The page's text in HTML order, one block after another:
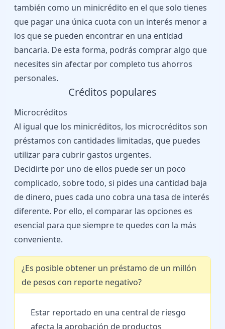
también como un minicrédito en el que solo tienes
que pagar una única cuota con un interés menor a
los que se pueden encontrar en una entidad
bancaria. De esta forma, podrás comprar algo que
necesites sin afectar por completo tus ahorros
personales.
Créditos populares
Microcréditos
Al igual que los minicréditos, los microcréditos son
préstamos con cantidades limitadas, que puedes
utilizar para cubrir gastos urgentes.
Decidirte por uno de ellos puede ser un poco
complicado, sobre todo, si pides una cantidad baja
de dinero, pues cada uno cobra una tasa de interés
diferente. Por ello, el comparar las opciones es
esencial para que siempre te quedes con la más
conveniente.
¿Es posible obtener un préstamo de un millón
de pesos con reporte negativo?
Estar reportado en una central de riesgo
afecta la aprobación de productos